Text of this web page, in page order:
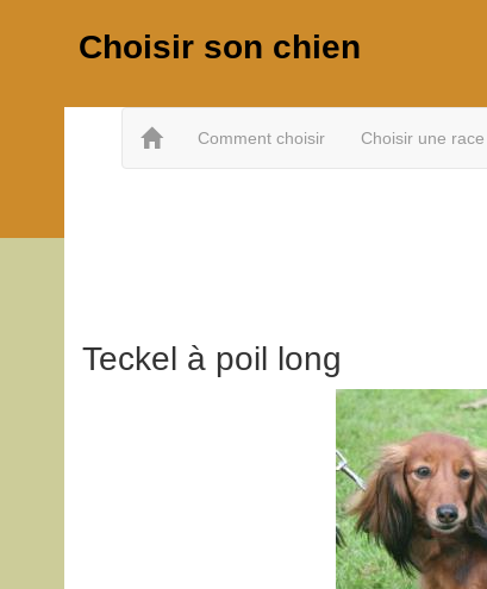
Choisir son chien
Comment choisir Choisir une race
Teckel à poil long